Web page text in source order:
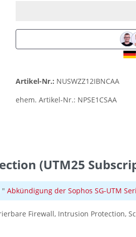
Artikel-Nr.: NUSWZZ12IBNCAA
ehem. Artikel-Nr.: NPSE1CSAA
(UTM25
" Abkündigung der Sophos SG-UTM
Firewall, Intrusion Protection,